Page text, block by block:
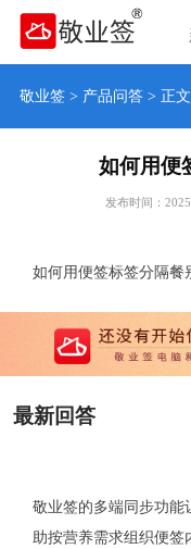
敬业签> 产品问答> 正文
如何用便
发布时间：
如何用便签标签分隔餐
最新回答
敬业签的多端同步功能
助按营养需求组织便